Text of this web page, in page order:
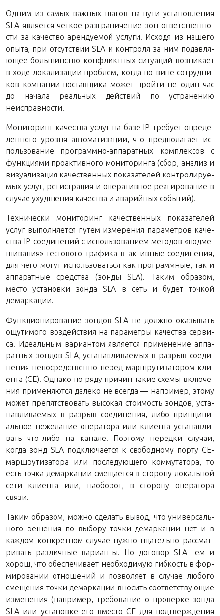
Одним из самых важ­ных шагов на пути уста­нов­ле­ния
SLA яв­ля­ет­ся чет­кое раз­гра­ни­че­ние зон от­вет­ствен­но­
сти за ка­че­ство арен­ду­е­мой услу­ги. Ис­хо­дя из на­ше­го
опыта, при от­сут­ствии SLA и кон­тро­ля за ним по­дав­ля­
ю­щее боль­шин­ство кон­фликт­ных си­ту­а­ций воз­ни­ка­ет
в ходе ло­ка­ли­за­ции про­блем, когда по вине со­труд­ни­
ков ком­па­нии-по­став­щи­ка может прой­ти не один час
до на­ча­ла ре­аль­ных дей­ствий по устра­не­нию
неисправности.
Мо­ни­то­ринг ка­че­ства услуг на базе IP тре­бу­ет опре­де­
лен­но­го уров­ня ав­то­ма­ти­за­ции, что пред­по­ла­га­ет ис­
поль­зо­ва­ние про­грамм­но-ап­па­рат­ных ком­плек­сов с
функ­ци­я­ми про­ак­тив­но­го мо­ни­то­рин­га (сбор, ана­лиз и
ви­зу­а­ли­за­ция ка­че­ствен­ных по­ка­за­те­лей кон­тро­ли­ру­е­
мых услуг, ре­ги­стра­ция и опе­ра­тив­ное ре­а­ги­ро­ва­ние в
слу­чае ухуд­ше­ния ка­че­ства и ава­рий­ных событий).
Тех­ни­че­ски мо­ни­то­ринг ка­че­ствен­ных по­ка­за­те­лей
услуг вы­пол­ня­ет­ся путем из­ме­ре­ния па­ра­мет­ров ка­че­
ства IP-со­еди­не­ний с ис­поль­зо­ва­ни­ем ме­то­дов «под­ме­
ши­ва­ния» те­сто­во­го тра­фи­ка в ак­тив­ные со­еди­не­ния,
для чего могут ис­поль­зо­вать­ся как про­грамм­ные, так и
ап­па­рат­ные сред­ства (зонды SLA). Таким об­ра­зом,
место уста­нов­ки зонда SLA в сеть и будет точ­кой
демаркации.
Функ­ци­о­ни­ро­ва­ние зон­дов SLA не долж­но ока­зы­вать
ощу­ти­мо­го воз­дей­ствия на па­ра­мет­ры ка­че­ства сер­ви­
са. Иде­аль­ным ва­ри­ан­том яв­ля­ет­ся при­ме­не­ние ап­па­
рат­ных зон­дов SLA, уста­нав­ли­ва­е­мых в раз­рыв со­еди­
не­ния непо­сред­ствен­но перед марш­ру­ти­за­то­ром кли­
ен­та (CE). Од­на­ко по ряду при­чин такие схемы вклю­че­
ния при­ме­ня­ют­ся да­ле­ко не все­гда — на­при­мер, этому
может пре­пят­ство­вать вы­со­кая сто­и­мость зон­дов, уста­
нав­ли­ва­е­мых в раз­рыв со­еди­не­ния, либо прин­ци­пи­
аль­ное неже­ла­ние опе­ра­то­ра или кли­ен­та уста­нав­ли­
вать что-ли­бо на ка­на­ле. По­это­му неред­ки слу­чаи,
когда зонд SLA под­клю­ча­ет­ся к сво­бод­но­му порту CE-
марш­ру­ти­за­то­ра или по­сле­ду­ю­ще­го ком­му­та­то­ра, то
есть точка де­мар­ка­ции сме­ща­ет­ся в сто­ро­ну ло­каль­ной
сети кли­ен­та или, на­о­бо­рот, в сто­ро­ну опе­ра­то­ра
связи.
Таким об­ра­зом, можно сде­лать вывод, что уни­вер­саль­
но­го ре­ше­ния по вы­бо­ру точки де­мар­ка­ции нет и в
каж­дом кон­крет­ном слу­чае нужно тща­тель­но рас­смат­
ри­вать раз­лич­ные ва­ри­ан­ты. Но до­го­вор SLA тем и
хорош, что обес­пе­чи­ва­ет необ­хо­ди­мую гиб­кость в фор­
ми­ро­ва­нии от­но­ше­ний и поз­во­ля­ет в слу­чае лю­бо­го
сме­ще­ния точки де­мар­ка­ции вно­сить со­от­вет­ству­ю­щие
из­ме­не­ния (на­при­мер, тре­бо­ва­ние о про­вер­ке зонда
SLA или уста­нов­ке его вме­сто CE для под­твер­жде­ния